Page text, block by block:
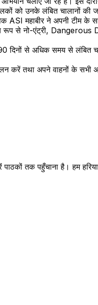
को उनके लंबित चालानों
ASI महाबीर ने अपनी टीम
रूप से नो-एंट्री,
90 दिनों से अधिक समय से
करें तथा अपने वाहनों के
तक पहुँचाना है। हम